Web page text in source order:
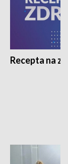
Recepta na